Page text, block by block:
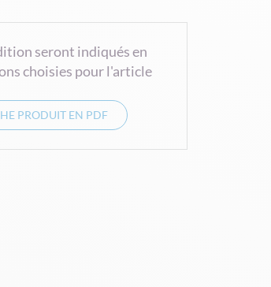
seront indiqués en
choisies pour l'article
PRODUIT EN PDF